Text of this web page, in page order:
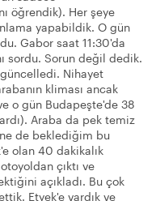
öğrendik). Her şeye
yapabildik. O gün
Gabor saat 11:30'da
sordu. Sorun değil dedik.
Nihayet
kliması ancak
o gün Budapeşte'de 38
Araba da pek temiz
de beklediğim bu
olan 40 dakikalık
çıktı ve
açıkladı. Bu çok
Etyek'e vardık ve